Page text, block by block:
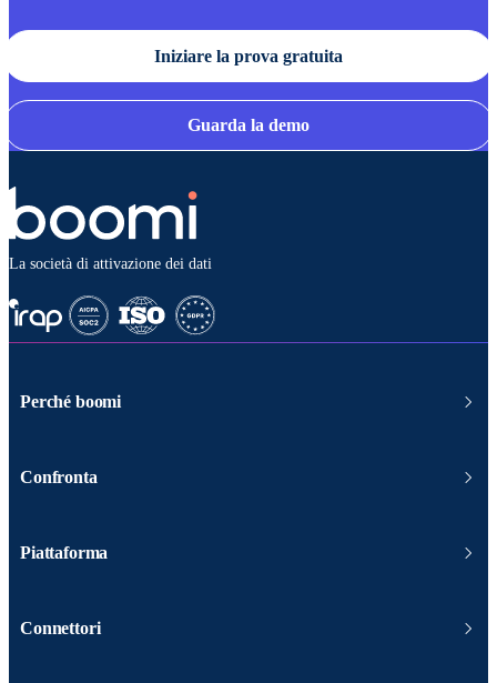
Iniziare la prova gratuita
Guarda la demo
La società di attivazione dei dati
Perché boomi
Confronta
Piattaforma
Connettori